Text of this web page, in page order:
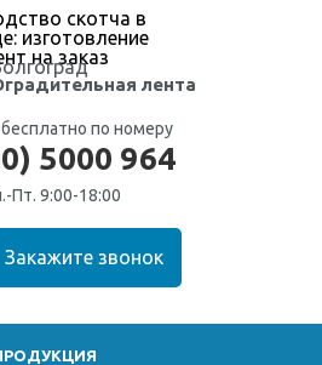
лента
по номеру
5000 964
Пт. 9:00-18:00